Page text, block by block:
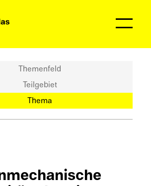
Themenfeld
Teilgebiet
Thema